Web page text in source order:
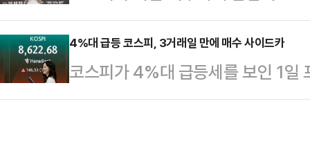
LS투자증권 이사의 '금융시장의 뉴
이번에 공개되는 군장병 관련 콘텐
성됐다. 투교협 홈페이지
블로그, 다음콘텐츠뷰 등에 이날부
간 순…
소에 따르면, 코스피지수는 오전 9
트(2.03%) 오른 8648.42를 가리
보다 9.52포인트(0.11%) 오른
오르며 52주 최고치를 새로 썼다.
4%대 급등 코스피, 3거래일 만에 매수 사이드카
코스피가 4%대 급등세를 보인 1일
카)가 발동됐다.한국거래소에 따